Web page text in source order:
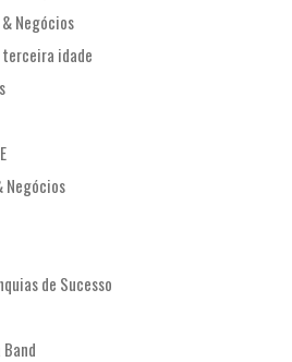
Negócios
terceira idade
Negócios
de Sucesso